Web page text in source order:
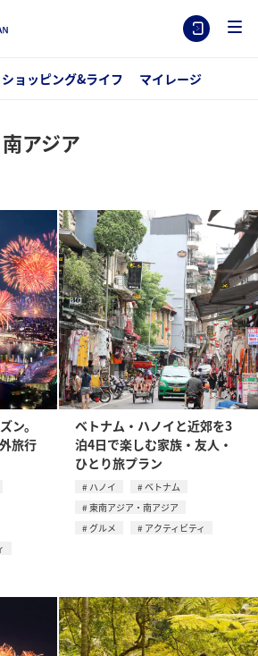
ショッピング&ライフ マイレージ
アジア
ン。
旅行
ベトナム・ハノイと近郊を3
泊4日で楽しむ家族・友人・
ひとり旅プラン
ハノイ
ベトナム
東南アジア・南アジア
グルメ
アクティビティ